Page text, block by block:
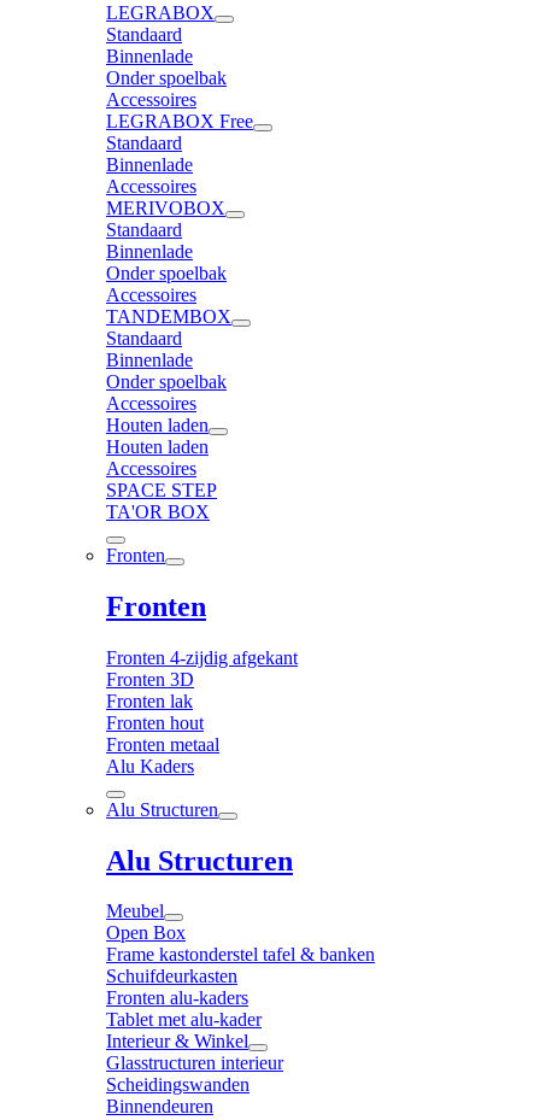
LEGRABOX
Standaard
Binnenlade
Onder spoelbak
Accessoires
LEGRABOX Free
Standaard
Binnenlade
Accessoires
MERIVOBOX
Standaard
Binnenlade
Onder spoelbak
Accessoires
TANDEMBOX
Standaard
Binnenlade
Onder spoelbak
Accessoires
Houten laden
Houten laden
Accessoires
SPACE STEP
TA'OR BOX
Fronten
Fronten
Fronten 4-zijdig afgekant
Fronten 3D
Fronten lak
Fronten hout
Fronten metaal
Alu Kaders
Alu Structuren
Alu Structuren
Meubel
Open Box
Frame kastonderstel tafel & banken
Schuifdeurkasten
Fronten alu-kaders
Tablet met alu-kader
Interieur & Winkel
Glasstructuren interieur
Scheidingswanden
Binnendeuren